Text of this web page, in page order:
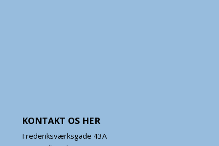
KONTAKT OS HER
Frederiksværksgade 43A